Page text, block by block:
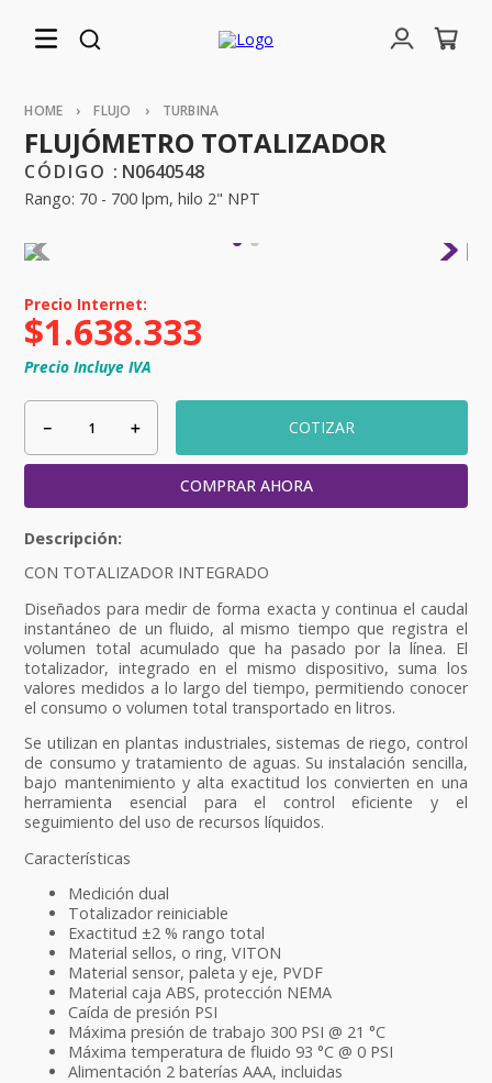
FLUJO TURBINA
FLUJÓMETRO TOTALIZADOR
: N0640548
Rango: 70 - 700 lpm, hilo 2" NPT
$1.638.333
Precio Incluye IVA
＋
－ COTIZAR
COMPRAR AHORA
CON TOTALIZADOR INTEGRADO
Diseñados para medir de forma exacta y continua el caudal
instantáneo de un fluido, al mismo tiempo que registra el
volumen total acumulado que ha pasado por la línea. El
totalizador, integrado en el mismo dispositivo, suma los
valores medidos a lo largo del tiempo, permitiendo conocer
el consumo o volumen total transportado en litros.
Se utilizan en plantas industriales, sistemas de riego, control
de consumo y tratamiento de aguas. Su instalación sencilla,
bajo mantenimiento y alta exactitud los convierten en una
herramienta esencial para el control eficiente y el
seguimiento del uso de recursos líquidos.
Características
Medición dual
Totalizador reiniciable
Exactitud ±2 % rango total
Material sellos, o ring, VITON
Material sensor, paleta y eje, PVDF
Material caja ABS, protección NEMA
Caída de presión PSI
Máxima presión de trabajo 300 PSI @ 21 °C
Máxima temperatura de fluido 93 °C @ 0 PSI
Alimentación 2 baterías AAA, incluidas